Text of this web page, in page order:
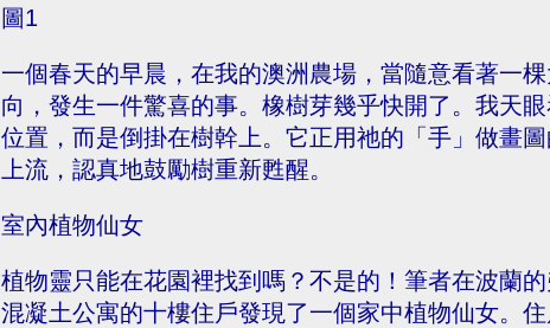
圖1
一個春天的早晨，在我的澳洲農場，當隨意看著一
向，發生一件驚喜的事。橡樹芽幾乎快開了。我天
位置，而是倒掛在樹幹上。它正用祂的「手」做畫
上流，認真地鼓勵樹重新甦醒。
室內植物仙女
植物靈只能在花園裡找到嗎？不是的！筆者在波蘭
混凝土公寓的十樓住戶發現了一個家中植物仙女。